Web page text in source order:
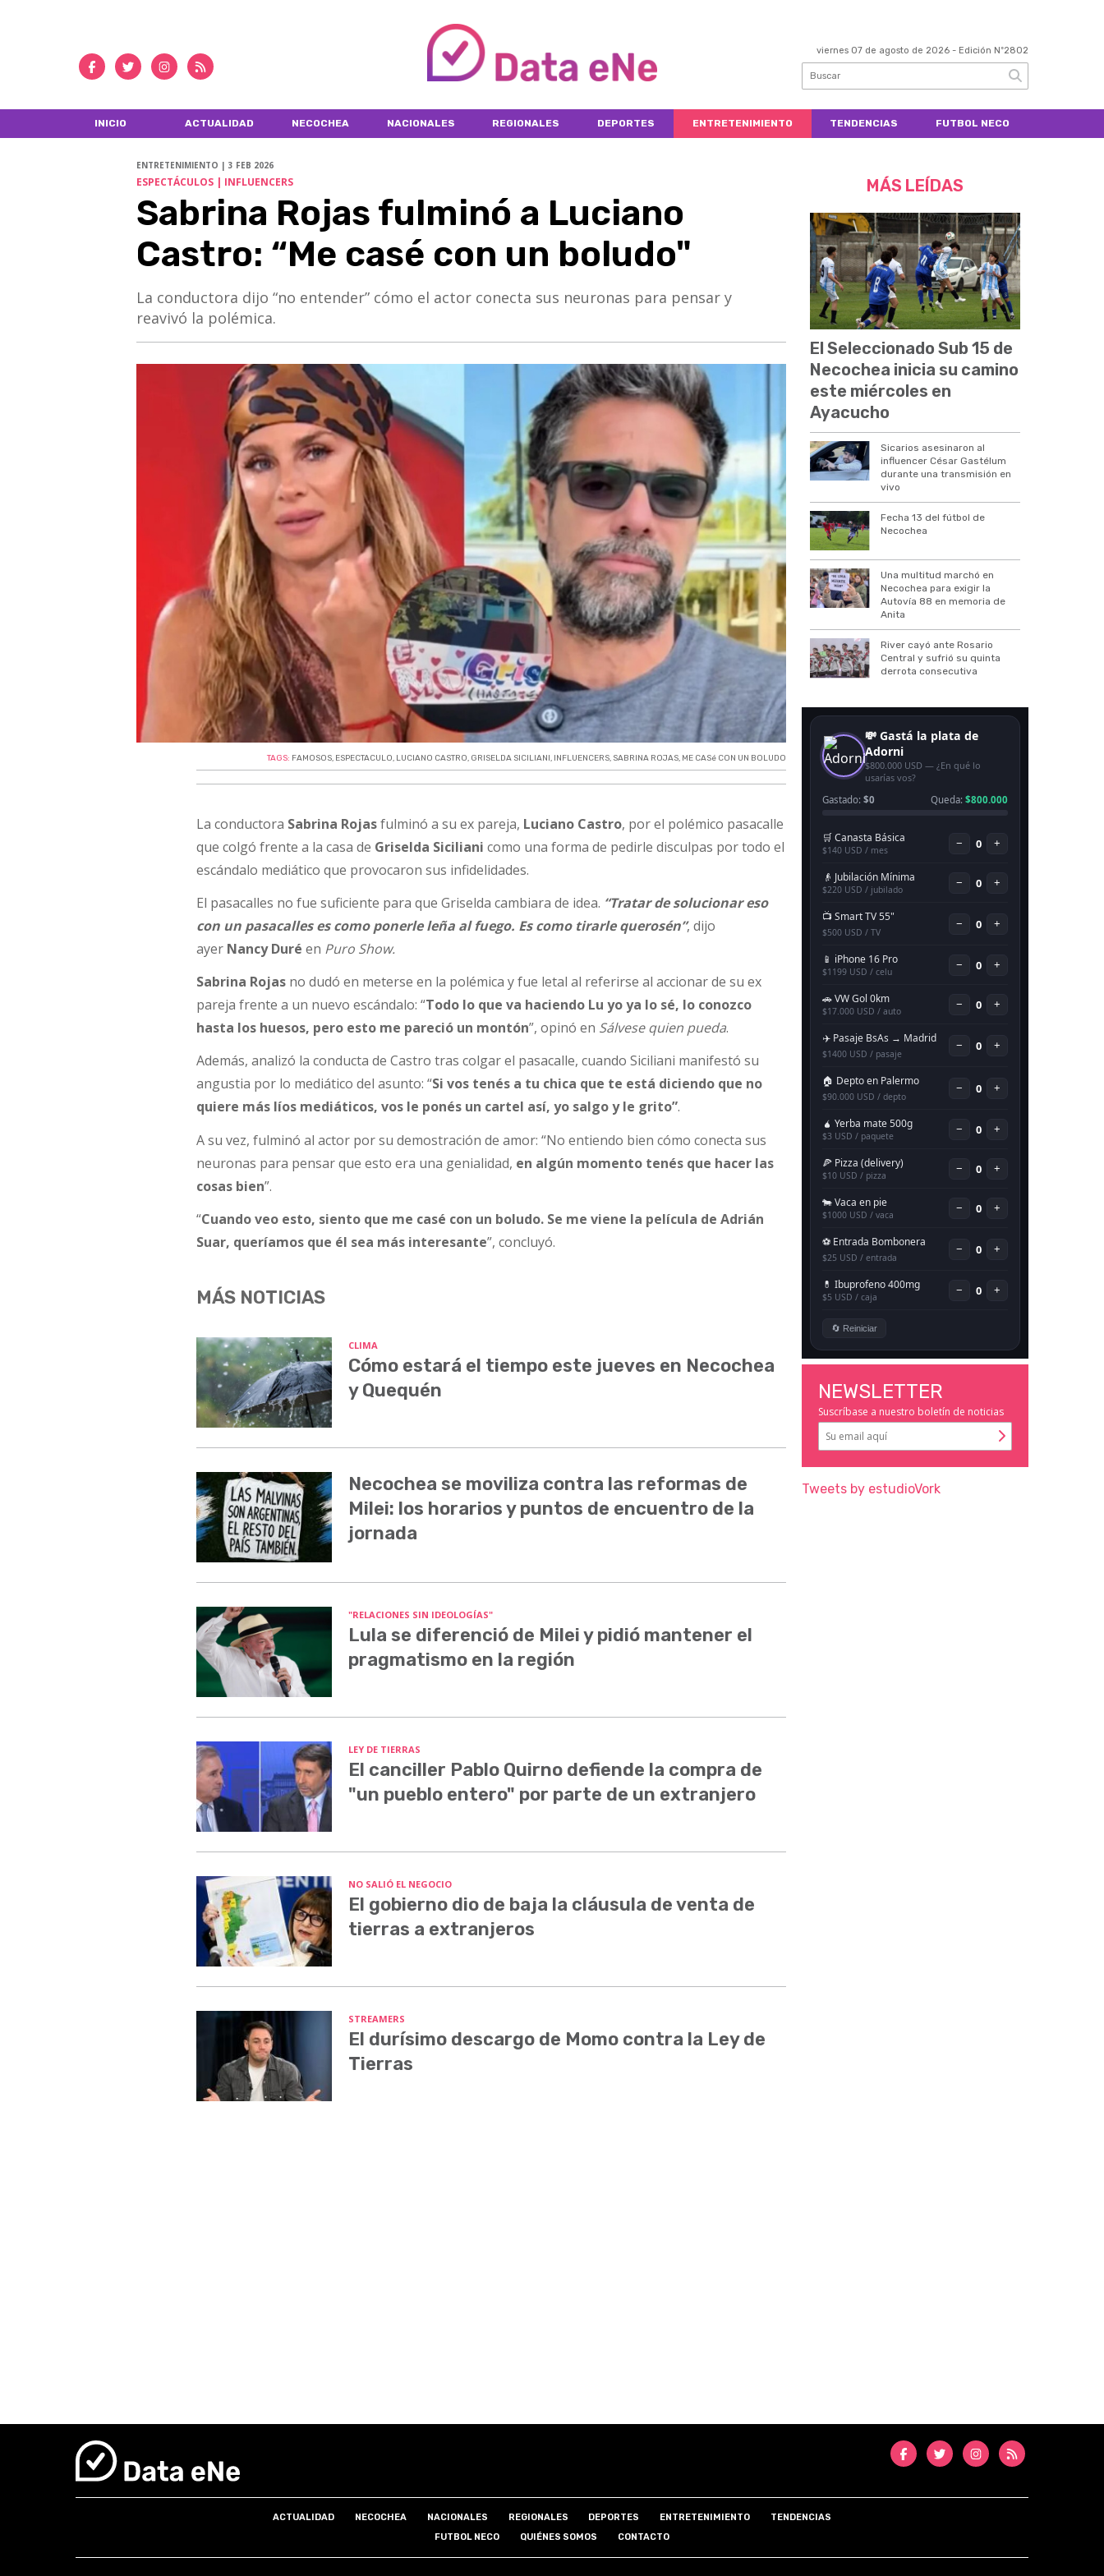
viernes 07 de agosto de 2026 - Edición Nº2802
INICIO ACTUALIDAD NECOCHEA NACIONALES REGIONALES DEPORTES ENTRETENIMIENTO TENDENCIAS FUTBOL NECO
ENTRETENIMIENTO | 3 FEB 2026
ESPECTÁCULOS | INFLUENCERS
Sabrina Rojas fulminó a Luciano
Castro: “Me casé con un boludo"
La conductora dijo “no entender” cómo el actor conecta sus neuronas para pensar y
reavivó la polémica.
TAGS: FAMOSOS, ESPECTACULO, LUCIANO CASTRO, GRISELDA SICILIANI, INFLUENCERS, SABRINA ROJAS, ME CASé CON UN BOLUDO
La conductora Sabrina Rojasfulminó a su ex pareja, Luciano Castro, por el polémico pasacalle
que colgó frente a la casa de Griselda Sicilianicomo una forma de pedirle disculpas por todo el
escándalo mediático que provocaron sus infidelidades.
El pasacalles no fue suficiente para que Griselda cambiara de idea. “Tratar de solucionar eso
con un pasacalles es como ponerle leña al fuego. Es como tirarle querosén”, dijo
ayer Nancy Duré en Puro Show.
Sabrina Rojas no dudó en meterse en la polémica y fue letal al referirse al accionar de su ex
pareja frente a un nuevo escándalo: “Todo lo que va haciendo Lu yo ya lo sé, lo conozco
hasta los huesos, pero esto me pareció un montón”, opinó en Sálvese quien pueda.
Además, analizó la conducta de Castro tras colgar el pasacalle, cuando Siciliani manifestó su
angustia por lo mediático del asunto: “Si vos tenés a tu chica que te está diciendo que no
quiere más líos mediáticos, vos le ponés un cartel así, yo salgo y le grito”.
A su vez, fulminó al actor por su demostración de amor: “No entiendo bien cómo conecta sus
neuronas para pensar que esto era una genialidad, en algún momento tenés que hacer las
cosas bien”.
“Cuando veo esto, siento que me casé con un boludo. Se me viene la película de Adrián
Suar, queríamos que él sea más interesante”, concluyó.
MÁS NOTICIAS
CLIMA
Cómo estará el tiempo este jueves en Necochea
y Quequén
Necochea se moviliza contra las reformas de
Milei: los horarios y puntos de encuentro de la
jornada
"RELACIONES SIN IDEOLOGÍAS"
Lula se diferenció de Milei y pidió mantener el
pragmatismo en la región
LEY DE TIERRAS
El canciller Pablo Quirno defiende la compra de
"un pueblo entero" por parte de un extranjero
NO SALIÓ EL NEGOCIO
El gobierno dio de baja la cláusula de venta de
tierras a extranjeros
STREAMERS
El durísimo descargo de Momo contra la Ley de
Tierras
MÁS LEÍDAS
El Seleccionado Sub 15 de
Necochea inicia su camino
este miércoles en
Ayacucho
Sicarios asesinaron al
influencer César Gastélum
durante una transmisión en
vivo
Fecha 13 del fútbol de
Necochea
Una multitud marchó en
Necochea para exigir la
Autovía 88 en memoria de
Anita
River cayó ante Rosario
Central y sufrió su quinta
derrota consecutiva
NEWSLETTER
Suscríbase a nuestro boletín de noticias
Tweets by estudioVork
ACTUALIDAD NECOCHEA NACIONALES REGIONALES DEPORTES ENTRETENIMIENTO
TENDENCIAS
FUTBOL NECO
QUIÉNES SOMOS CONTACTO